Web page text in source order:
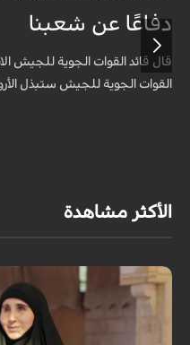
دفاعًا عن شعبنا
قال قائد القوات الجوية للجيش
القوات الجوية للجيش ستبذل
الأكثر مشاهدة